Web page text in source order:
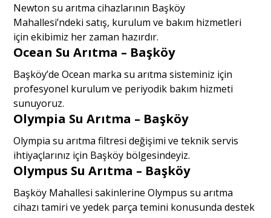
Newton su arıtma cihazlarının Başköy
Mahallesi’ndeki satış, kurulum ve bakım hizmetleri
için ekibimiz her zaman hazırdır.
Ocean Su Arıtma – Başköy
Başköy’de Ocean marka su arıtma sisteminiz için
profesyonel kurulum ve periyodik bakım hizmeti
sunuyoruz.
Olympia Su Arıtma – Başköy
Olympia su arıtma filtresi değişimi ve teknik servis
ihtiyaçlarınız için Başköy bölgesindeyiz.
Olympus Su Arıtma – Başköy
Başköy Mahallesi sakinlerine Olympus su arıtma
cihazı tamiri ve yedek parça temini konusunda destek